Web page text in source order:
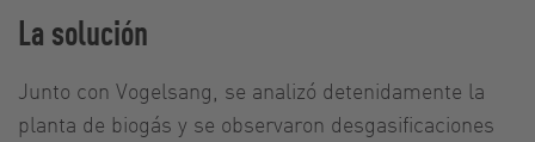
La solución
Junto con Vogelsang, se analizó detenidamente la
planta de biogás y se observaron desgasificaciones